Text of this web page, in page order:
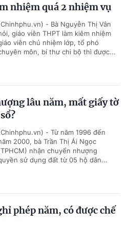
nhiệm quá 2 nhiệm vụ
- Bà Nguyễn Thị Vân
giáo viên THPT làm kiêm nhiệm
viên chủ nhiệm lớp, tổ phó
môn, bí thư chi bộ thì được...
lâu năm, mất giấy tờ
- Từ năm 1996 đến
2000, bà Trần Thị Ái Ngọc
nhận chuyển nhượng
sử dụng đất từ 05 hộ dân...
phép năm, có được chế